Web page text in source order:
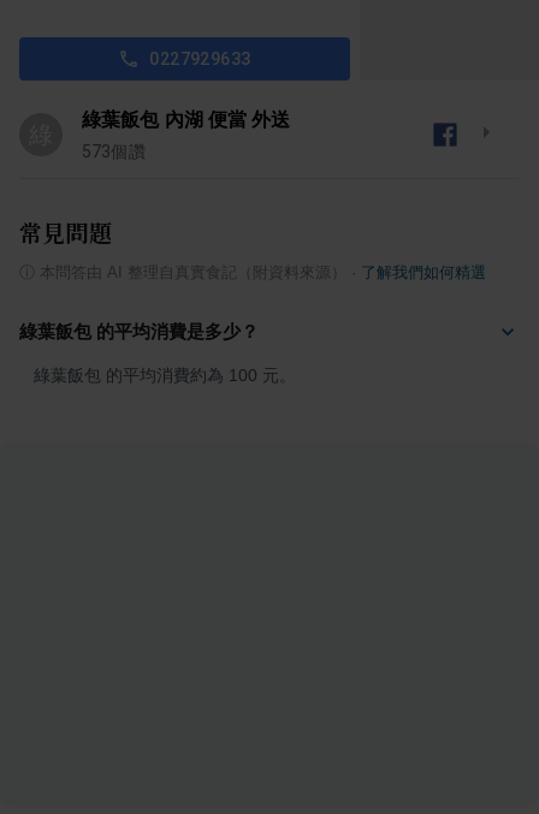
0227929633
綠葉飯包 內湖 便當 外送
573個讚
常見問題
本問答由 AI 整理自真實食記（附資料來源） 了解我們如何精選
綠葉飯包 的平均消費是多少？
綠葉飯包 的平均消費約為 100 元。